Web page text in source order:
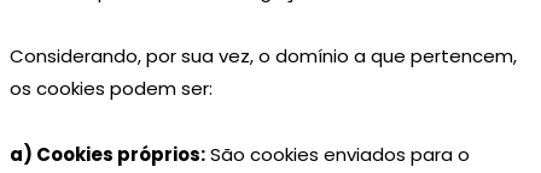
Considerando, por sua vez, o domínio a que pertencem,
os cookies podem ser:
a) Cookies próprios:São cookies enviados para o